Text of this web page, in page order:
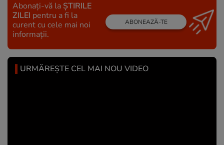
Abonați-vă la ȘTIRILE
ZILEI pentru a fi la
curent cu cele mai noi
informații.
ABONEAZĂ-TE
URMĂREȘTE CEL MAI NOU VIDEO